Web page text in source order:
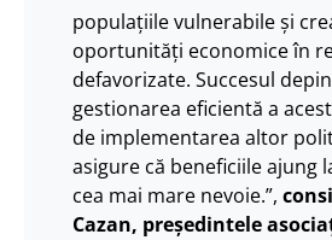
populațiile vulnerabile și
oportunități economice în
defavorizate. Succesul
gestionarea eficientă a
de implementarea altor
asigure că beneficiile ajung
cea mai mare nevoie.”,
Cazan, președintele